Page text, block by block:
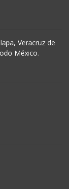
Veracruz de
México.